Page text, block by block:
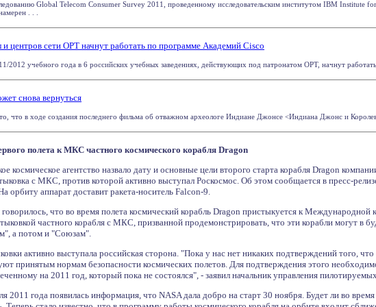
Global Telecom Consumer Survey 2011, проведенному исследовательским институтом IBM Institute
. . .
и центров сети ОРТ начнут работать по программе Академий Cisco
2012 учебного года в 6 российских учебных заведениях, действующих под патронатом ОРТ, начнут
снова вернуться
что в ходе создания последнего фильма об отважном археологе Индиане Джонсе <Индиана Джонс и
полета к МКС частного космического корабля Dragon
космическое агентство назвало дату и основные цели второго старта корабля Dragon
с МКС, против которой активно выступал Роскосмос. Об этом сообщается в пресс-
орбиту аппарат доставит ракета-носитель Falcon-9.
говорилось, что во время полета космический корабль Dragon пристыкуется к
частного корабля с МКС, призванной продемонстрировать, что эти корабли могут в
а потом и "Союзам".
активно выступала российская сторона. "Пока у нас нет никаких подтверждений того,
принятым нормам безопасности космических полетов. Для подтверждения этого
на 2011 год, который пока не состоялся", - заявил начальник управления
2011 года появилась информация, что NASA дала добро на старт 30 ноября. Будет ли во